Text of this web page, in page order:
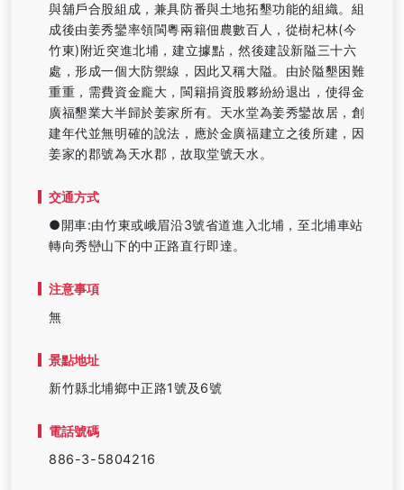
與舖戶合股組成，兼具防番與土地拓墾功能的組織。組
成後由姜秀鑾率領閩粵兩籍佃農數百人，從樹杞林(今
竹東)附近突進北埔，建立據點，然後建設新隘三十六
處，形成一個大防禦線，因此又稱大隘。由於隘墾困難
重重，需費資金龐大，閩籍捐資股夥紛紛退出，使得金
廣福墾業大半歸於姜家所有。天水堂為姜秀鑾故居，創
建年代並無明確的說法，應於金廣福建立之後所建，因
姜家的郡號為天水郡，故取堂號天水。
交通方式
●開車:由竹東或峨眉沿3號省道進入北埔，至北埔車站
轉向秀巒山下的中正路直行即達。
注意事項
無
景點地址
新竹縣北埔鄉中正路1號及6號
電話號碼
886-3-5804216